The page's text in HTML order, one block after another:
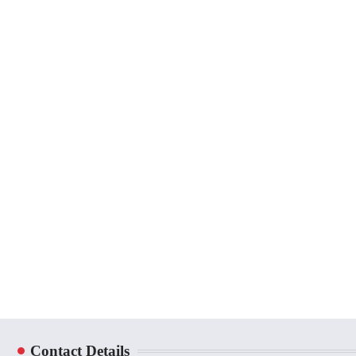
Contact Details